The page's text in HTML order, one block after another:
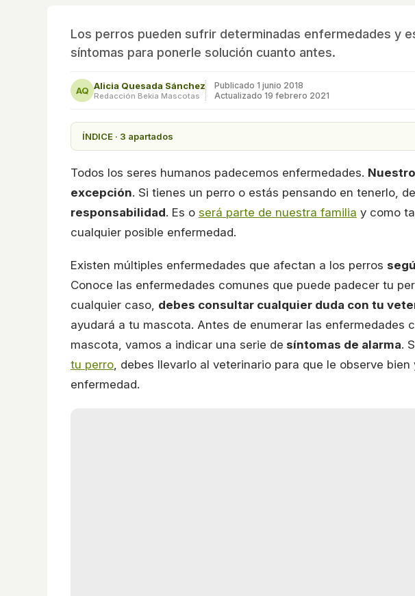
Los perros pueden sufrir determinadas enfermedades y
síntomas para ponerle solución cuanto antes.
AQ Alicia Quesada Sánchez
Redacción Bekia Mascotas
Publicado 1 junio 2018
Actualizado 19 febrero 2021
ÍNDICE · 3 apartados
Todos los seres humanos padecemos enfermedades.
excepción. Si tienes un perro o estás pensando en tenerlo,
responsabilidad. Es o será parte de nuestra familia y como
cualquier posible enfermedad.
Existen múltiples enfermedades que afectan a los perros
Conoce las enfermedades comunes que puede padecer tu
cualquier caso, debes consultar cualquier duda con tu
ayudará a tu mascota. Antes de enumerar las enfermedades
mascota, vamos a indicar una serie de síntomas de alarma.
tu perro , debes llevarlo al veterinario para que le observe
enfermedad.